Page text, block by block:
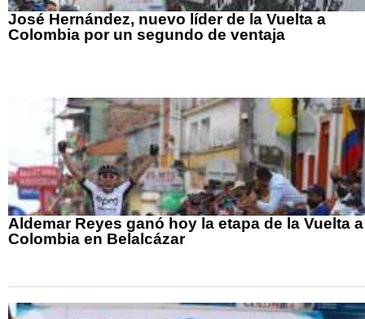
José Hernández, nuevo líder de la Vuelta a
Colombia por un segundo de ventaja
Aldemar Reyes ganó hoy la etapa de la Vuelta a
Colombia en Belalcázar